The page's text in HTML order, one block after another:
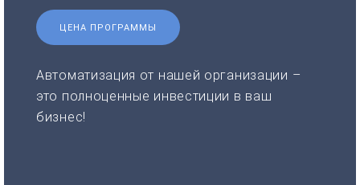
ЦЕНА ПРОГРАММЫ
Автоматизация от нашей организации –
это полноценные инвестиции в ваш
бизнес!